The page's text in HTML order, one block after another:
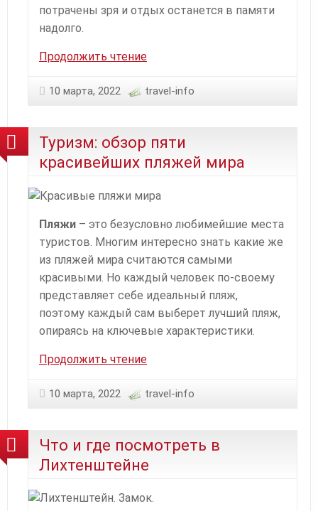
потрачены зря и отдых останется в памяти
надолго.
Продолжить чтениеКак
приобрести
простых
правил
10 марта, 2022 travel-info
Туризм: обзор пяти
красивейших пляжей мира
Пляжи – это безусловно любимейшие места
туристов. Многим интересно знать какие же
из пляжей мира считаются самыми
красивыми. Но каждый человек по-своему
представляет себе идеальный пляж,
поэтому каждый сам выберет лучший пляж,
опираясь на ключевые характеристики.
Продолжить чтениеТуризм:
пяти
мира
10 марта, 2022 travel-info
Что и где посмотреть в
Лихтенштейне